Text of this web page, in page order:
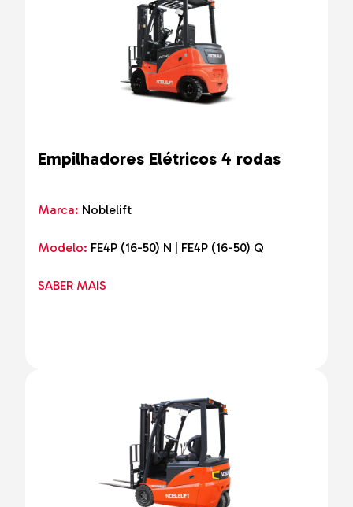
Empilhadores Elétricos 4 rodas
Marca: Noblelift
Modelo: FE4P (16-50) N | FE4P (16-50) Q
SABER MAIS